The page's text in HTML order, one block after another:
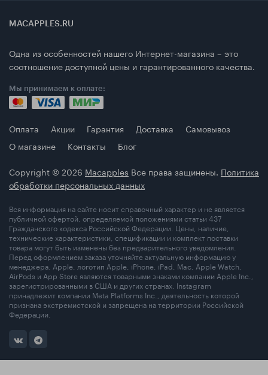
MACAPPLES.RU
Одна из особенностей нашего Интернет-магазина – это
соотношение доступной цены и гарантированного качества.
Мы принимаем к оплате:
Оплата Акции Гарантия Доставка
Самовывоз
О магазине
Контакты
Блог
Copyright © 2026 Macapples Все права защинены. Политика
обработки персональных данных
Вся информация на сайте носит справочный характер и не является
публичной офертой, определяемой положениями статьи 437
Гражданского кодекса Российской Федерации. Цены, наличие,
технические характеристики, спецификации и комплект поставки
товара могут быть изменены без предварительного уведомления.
Перед оформлением заказа уточняйте актуальную информацию у
менеджера. Apple, логотип Apple, iPhone, iPad, Mac, Apple Watch,
AirPods и App Store являются товарными знаками компании Apple Inc.,
зарегистрированными в США и других странах. Instagram
принадлежит компании Meta Platforms Inc., деятельность которой
признана экстремистской и запрещена на территории Российской
Федерации.